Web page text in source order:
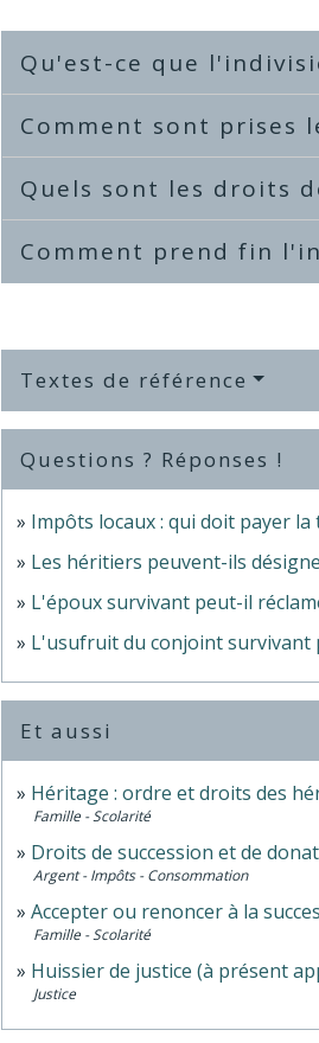
Qu'est-ce que
Comment sont prises
Quels sont les droits
Comment prend fin
Textes de référence
Questions ? Réponses !
Impôts locaux : qui doit payer
Les héritiers peuvent-ils
L'époux survivant peut-il
L'usufruit du conjoint survivant
Et aussi
Héritage : ordre et droits des
Famille - Scolarité
Droits de succession et de
Argent - Impôts - Consommation
Accepter ou renoncer à la
Famille - Scolarité
Huissier de justice (à présent
Justice